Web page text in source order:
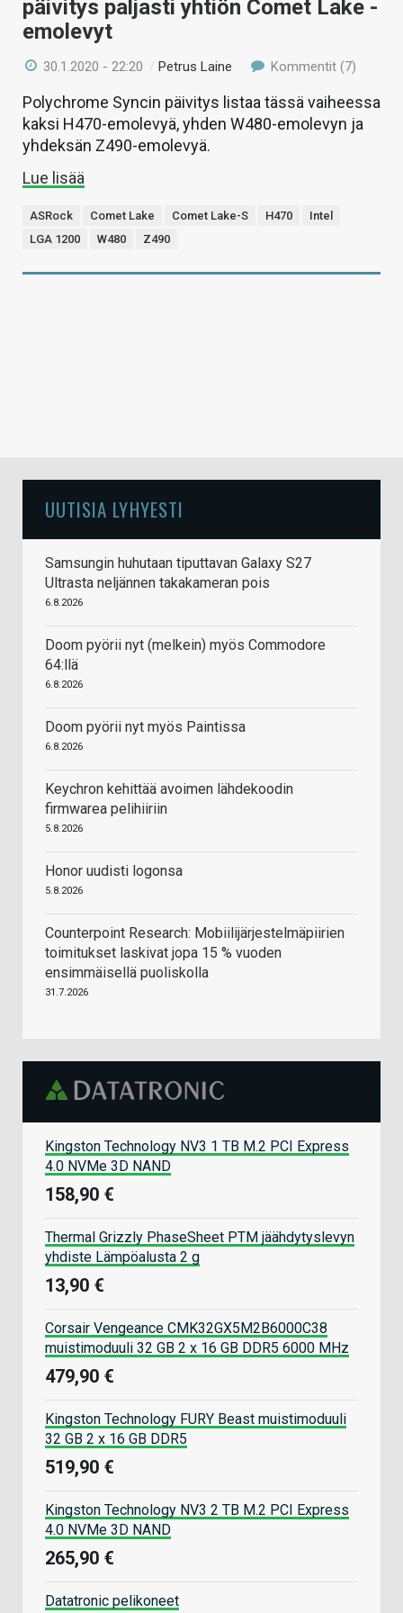
päivitys paljasti yhtiön Comet Lake -
emolevyt
30.1.2020 - 22:20 /Petrus Laine Kommentit (7)
Polychrome Syncin päivitys listaa tässä vaiheessa
kaksi H470-emolevyä, yhden W480-emolevyn ja
yhdeksän Z490-emolevyä.
Lue lisää
ASRock Comet Lake Comet Lake-S H470
Intel
LGA 1200
W480 Z490
UUTISIA LYHYESTI
Samsungin huhutaan tiputtavan Galaxy S27
Ultrasta neljännen takakameran pois
6.8.2026
Doom pyörii nyt (melkein) myös Commodore
64:llä
6.8.2026
Doom pyörii nyt myös Paintissa
6.8.2026
Keychron kehittää avoimen lähdekoodin
firmwarea pelihiiriin
5.8.2026
Honor uudisti logonsa
5.8.2026
Counterpoint Research: Mobiilijärjestelmäpiirien
toimitukset laskivat jopa 15 % vuoden
ensimmäisellä puoliskolla
31.7.2026
Kingston Technology NV3 1 TB M.2 PCI Express
4.0 NVMe 3D NAND
158,90 €
Thermal Grizzly PhaseSheet PTM jäähdytyslevyn
yhdiste Lämpöalusta 2 g
13,90 €
Corsair Vengeance CMK32GX5M2B6000C38
muistimoduuli 32 GB 2 x 16 GB DDR5 6000 MHz
479,90 €
Kingston Technology FURY Beast muistimoduuli
32 GB 2 x 16 GB DDR5
519,90 €
Kingston Technology NV3 2 TB M.2 PCI Express
4.0 NVMe 3D NAND
265,90 €
Datatronic pelikoneet